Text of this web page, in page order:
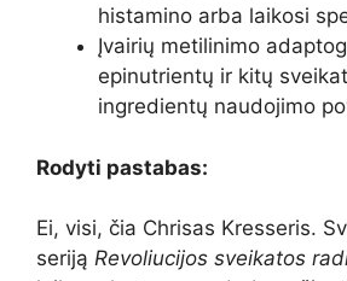
histamino arba laikosi
Įvairių metilinimo
epinutrientų ir kitų
ingredientų naudojimo
Rodyti pastabas:
Ei, visi, čia Chrisas Kresseris.
seriją Revoliucijos sveikatos